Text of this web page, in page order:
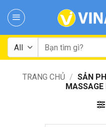
Tìm
kiếm:
TRANG CHỦ / SẢN
MASSAGE